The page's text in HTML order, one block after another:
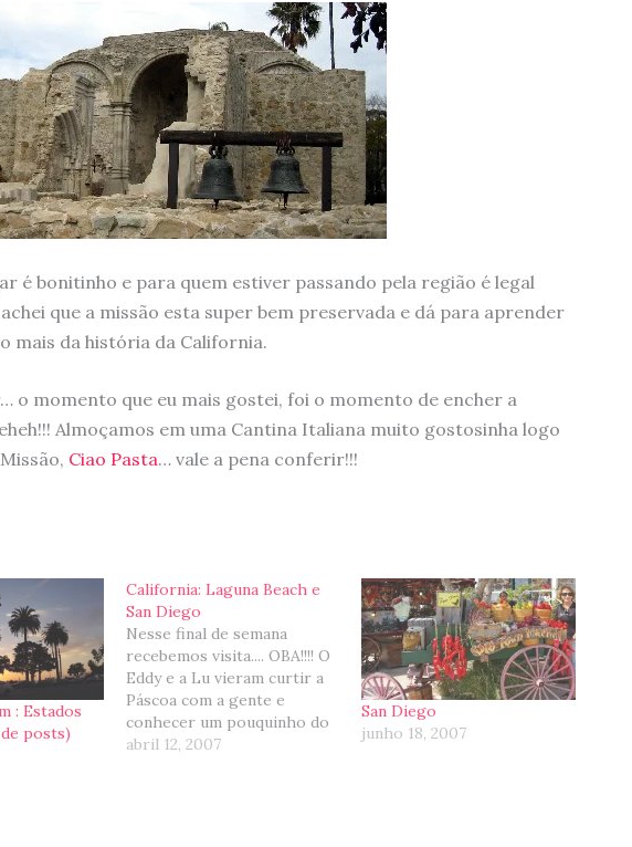
é bonitinho e para quem estiver passando pela região é legal
que a missão esta super bem preservada e dá para aprender
mais da história da California.
o momento que eu mais gostei, foi o momento de encher a
Almoçamos em uma Cantina Italiana muito gostosinha logo
Ciao Pasta… vale a pena conferir!!!
: Estados
posts)
California: Laguna Beach e
San Diego
Nesse final de semana
recebemos visita.... OBA!!!! O
Eddy e a Lu vieram curtir a
Páscoa com a gente e
conhecer um pouquinho do
local onde estamos morando
abril 12, 2007
San Diego
junho 18, 2007